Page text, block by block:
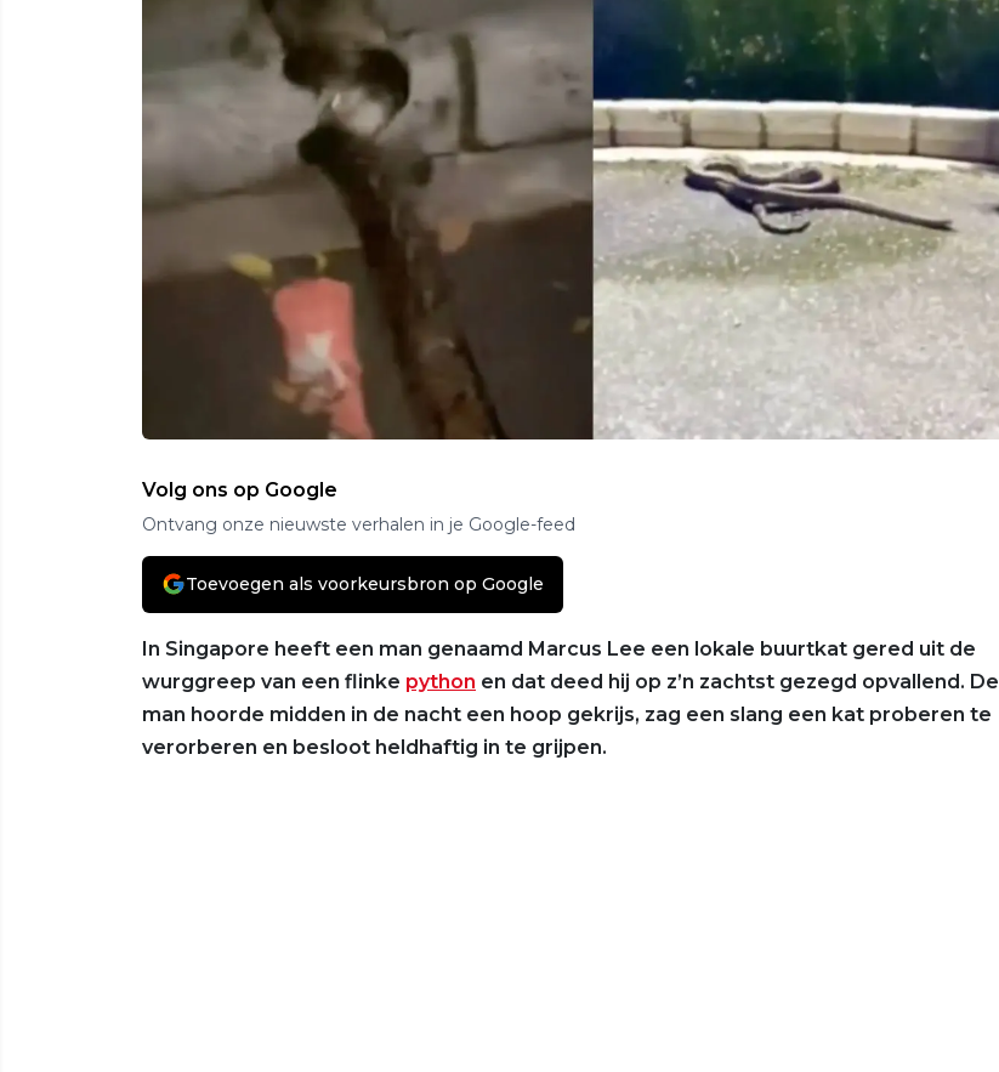
Volg ons op Google
Ontvang onze nieuwste verhalen in je Google-feed
Toevoegen als voorkeursbron op Google
In Singapore heeft een man genaamd Marcus Lee een lokale buurtkat gered uit de
wurggreep van een flinke python en dat deed hij op z’n zachtst gezegd opvallend. De
man hoorde midden in de nacht een hoop gekrijs, zag een slang een kat proberen te
verorberen en besloot heldhaftig in te grijpen.